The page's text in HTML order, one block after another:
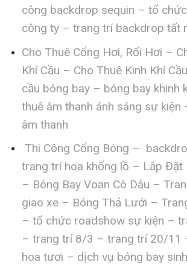
công backdrop sequin – tổ
công ty – trang trí backdrop tất
Cho Thuê Cổng Hơi, Rối Hơi –
Khí Cầu – Cho Thuê Kinh Khí
cầu bóng bay – bóng bay khinh
thuê âm thanh ánh sáng sự kiện
âm thanh
Thi Công Cổng Bóng –
trang trí hoa khổng lồ – Lắp Đặt
– Bóng Bay Voan Cô Dâu –
giao xe – Bóng Thả Lưới –
– tổ chức roadshow sự kiện –
– trang trí 8/3 – trang trí 20/11
hoa tươi – dịch vụ bóng bay